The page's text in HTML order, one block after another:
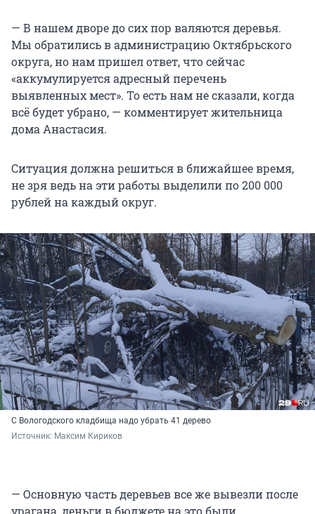
— В нашем дворе до сих пор валяются деревья.
Мы обратились в администрацию Октябрьского
округа, но нам пришел ответ, что сейчас
«аккумулируется адресный перечень
выявленных мест». То есть нам не сказали, когда
всё будет убрано, — комментирует жительница
дома Анастасия.
Ситуация должна решиться в ближайшее время,
не зря ведь на эти работы выделили по 200 000
рублей на каждый округ.
С Вологодского кладбища надо убрать 41 дерево
Источник: Максим Кириков
— Основную часть деревьев все же вывезли после